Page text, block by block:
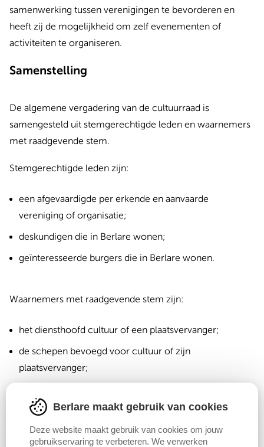
samenwerking tussen verenigingen te bevorderen en
heeft zij de mogelijkheid om zelf evenementen of
activiteiten te organiseren.
Samenstelling
De algemene vergadering van de cultuurraad is
samengesteld uit stemgerechtigde leden en waarnemers
met raadgevende stem.
Stemgerechtigde leden zijn:
een afgevaardigde per erkende en aanvaarde
vereniging of organisatie;
deskundigen die in Berlare wonen;
geïnteresseerde burgers die in Berlare wonen.
Waarnemers met raadgevende stem zijn:
het diensthoofd cultuur of een plaatsvervanger;
de schepen bevoegd voor cultuur of zijn
plaatsvervanger;
bestuur van de cultuurraad of door het college van
Berlare maakt gebruik van cookies
Deze website maakt gebruik van cookies om jouw
gebruikservaring te verbeteren. We verwerken